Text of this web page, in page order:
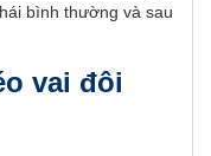
bình thường và sau
vai đôi